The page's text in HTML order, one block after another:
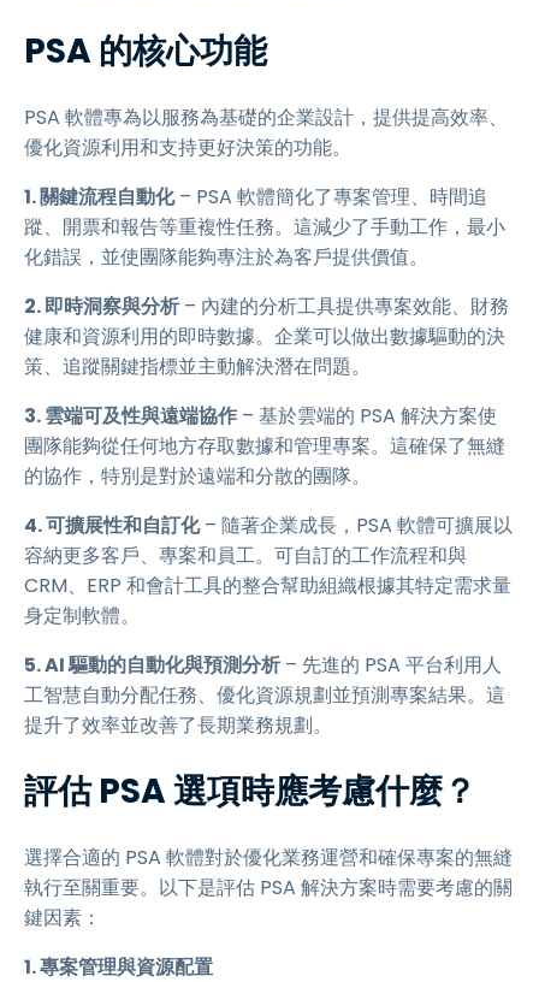
PSA 的核心功能
PSA 軟體專為以服務為基礎的企業設計，提供提高效率、
優化資源利用和支持更好決策的功能。
1. 關鍵流程自動化– PSA 軟體簡化了專案管理、時間追
蹤、開票和報告等重複性任務。這減少了手動工作，最小
化錯誤，並使團隊能夠專注於為客戶提供價值。
2. 即時洞察與分析 – 內建的分析工具提供專案效能、財務
健康和資源利用的即時數據。企業可以做出數據驅動的決
策、追蹤關鍵指標並主動解決潛在問題。
3. 雲端可及性與遠端協作 – 基於雲端的 PSA 解決方案使
團隊能夠從任何地方存取數據和管理專案。這確保了無縫
的協作，特別是對於遠端和分散的團隊。
4. 可擴展性和自訂化– 隨著企業成長，PSA 軟體可擴展以
容納更多客戶、專案和員工。可自訂的工作流程和與
CRM、ERP 和會計工具的整合幫助組織根據其特定需求量
身定制軟體。
5. AI 驅動的自動化與預測分析 – 先進的 PSA 平台利用人
工智慧自動分配任務、優化資源規劃並預測專案結果。這
提升了效率並改善了長期業務規劃。
評估 PSA 選項時應考慮什麼？
選擇合適的 PSA 軟體對於優化業務運營和確保專案的無縫
執行至關重要。以下是評估 PSA 解決方案時需要考慮的關
鍵因素：
1. 專案管理與資源配置